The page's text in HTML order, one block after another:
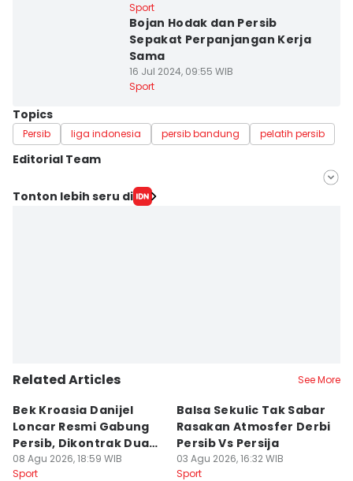
Sport
Bojan Hodak dan Persib
Sepakat Perpanjangan Kerja
Sama
16 Jul 2024, 09:55 WIB
Sport
Topics
Persib liga indonesia persib bandung pelatih persib
Editorial Team
Editor
Tonton lebih seru di
Related Articles See More
Bek Kroasia Danijel
Loncar Resmi Gabung
Persib, Dikontrak Dua
Musim
08 Agu 2026, 18:59 WIB
Sport
Balsa Sekulic Tak Sabar
Rasakan Atmosfer Derbi
Persib Vs Persija
03 Agu 2026, 16:32 WIB
Sport